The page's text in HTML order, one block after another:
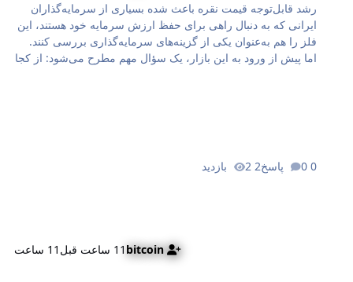
رشد قابل‌توجه قیمت نقره باعث شده بسیاری از سرمایه‌گذاران
ایرانی که به دنبال راهی برای حفظ ارزش سرمایه خود هستند، این
فلز را هم به‌عنوان یکی از گزینه‌های سرمایه‌گذاری بررسی کنند.
اما پیش از ورود به این بازار، یک سؤال مهم مطرح می‌شود: از کجا
وجود دارد که در این بخش به توضیح برخی از مهم‌ترین آن‌ها
0 پاسخ 2 بازدید
bitcoin 11 ساعت قبل 11 ساعت